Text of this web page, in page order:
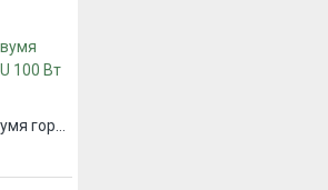
Лампа ДнаТ (с двумя горелками) ДНаТ LU 100 Вт (Е40)